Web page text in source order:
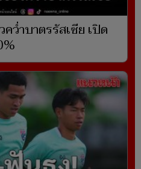
ว่ำบาตรรัสเซีย เปิด